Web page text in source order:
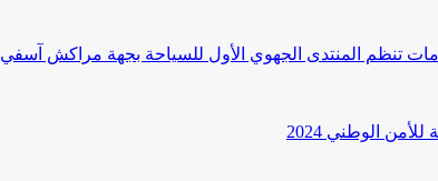
تنظم المنتدى الجهوي الأول للسياحة بجهة مراكش آسفي
الوطني 2024